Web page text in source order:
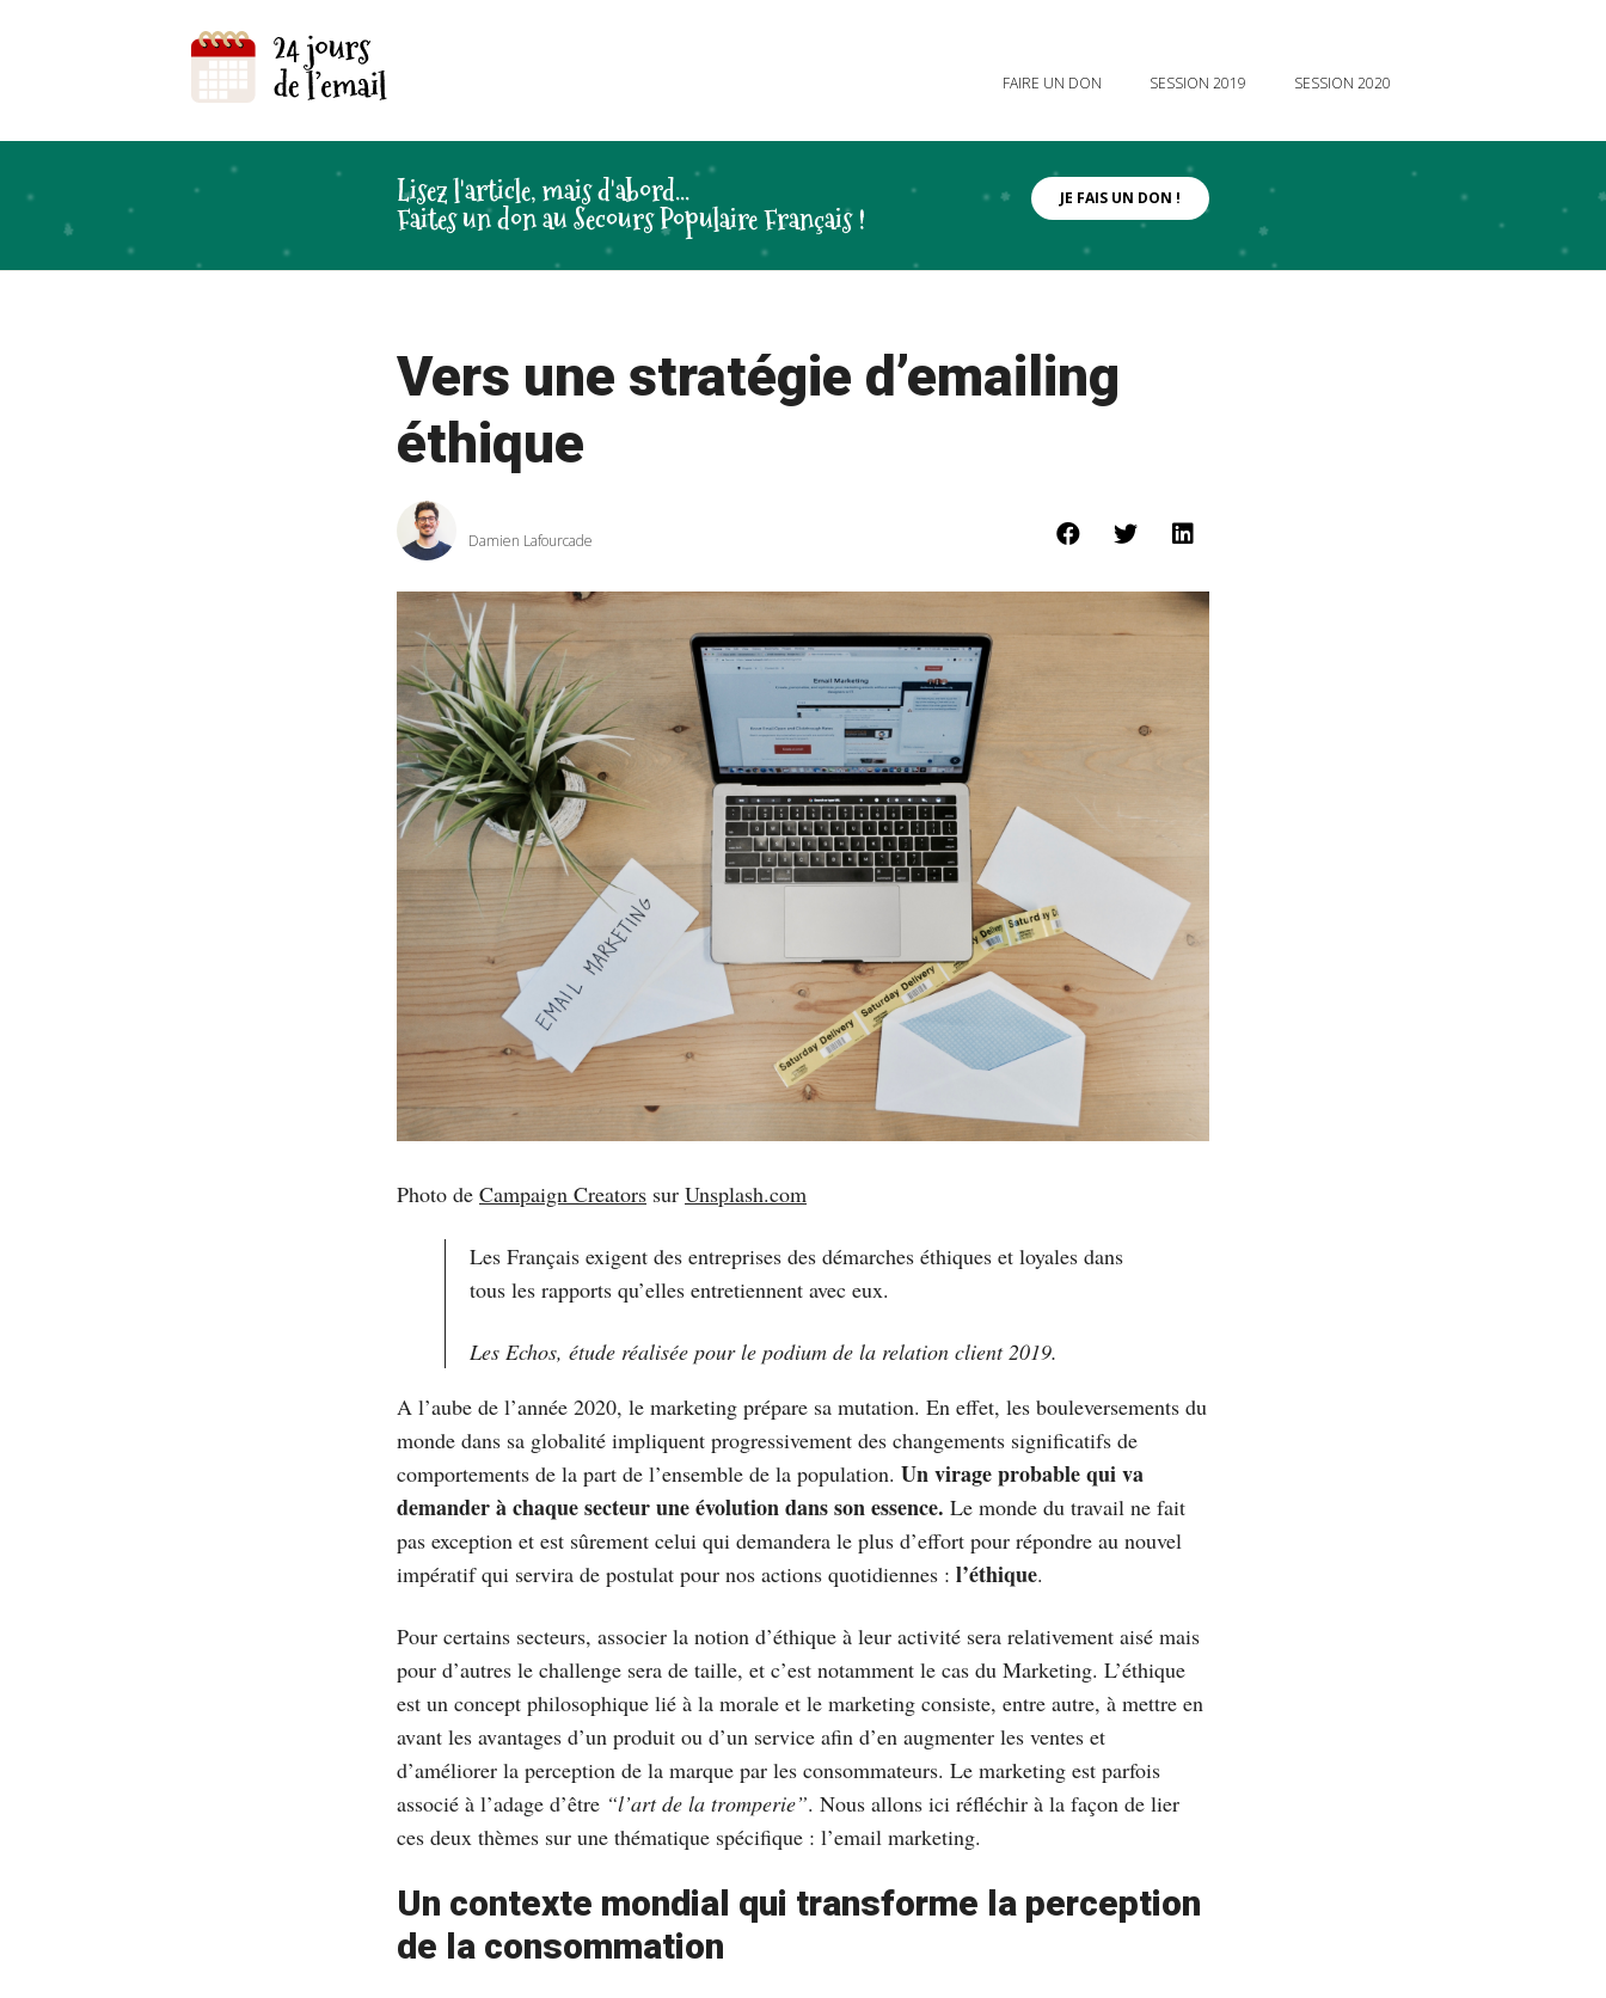
FAIRE UN DON SESSION 2019 SESSION 2020
Lisez l'article, mais d'abord...
Faites un don au Secours Populaire Français !
JE FAIS UN DON !
Vers une stratégie d’emailing
éthique
Damien Lafourcade
Photo de Campaign Creators sur Unsplash.com
Les Français exigent des entreprises des démarches éthiques et loyales dans
tous les rapports qu’elles entretiennent avec eux.
Les Echos, étude réalisée pour le podium de la relation client 2019.
A l’aube de l’année 2020, le marketing prépare sa mutation. En effet, les bouleversements du
monde dans sa globalité impliquent progressivement des changements significatifs de
comportements de la part de l’ensemble de la population. Un virage probable qui va
demander à chaque secteur une évolution dans son essence. Le monde du travail ne fait
pas exception et est sûrement celui qui demandera le plus d’effort pour répondre au nouvel
impératif qui servira de postulat pour nos actions quotidiennes : l’éthique.
Pour certains secteurs, associer la notion d’éthique à leur activité sera relativement aisé mais
pour d’autres le challenge sera de taille, et c’est notamment le cas du Marketing. L’éthique
est un concept philosophique lié à la morale et le marketing consiste, entre autre, à mettre en
avant les avantages d’un produit ou d’un service afin d’en augmenter les ventes et
d’améliorer la perception de la marque par les consommateurs. Le marketing est parfois
associé à l’adage d’être “l’art de la tromperie”. Nous allons ici réfléchir à la façon de lier
ces deux thèmes sur une thématique spécifique : l’email marketing.
Un contexte mondial qui transforme la perception
de la consommation